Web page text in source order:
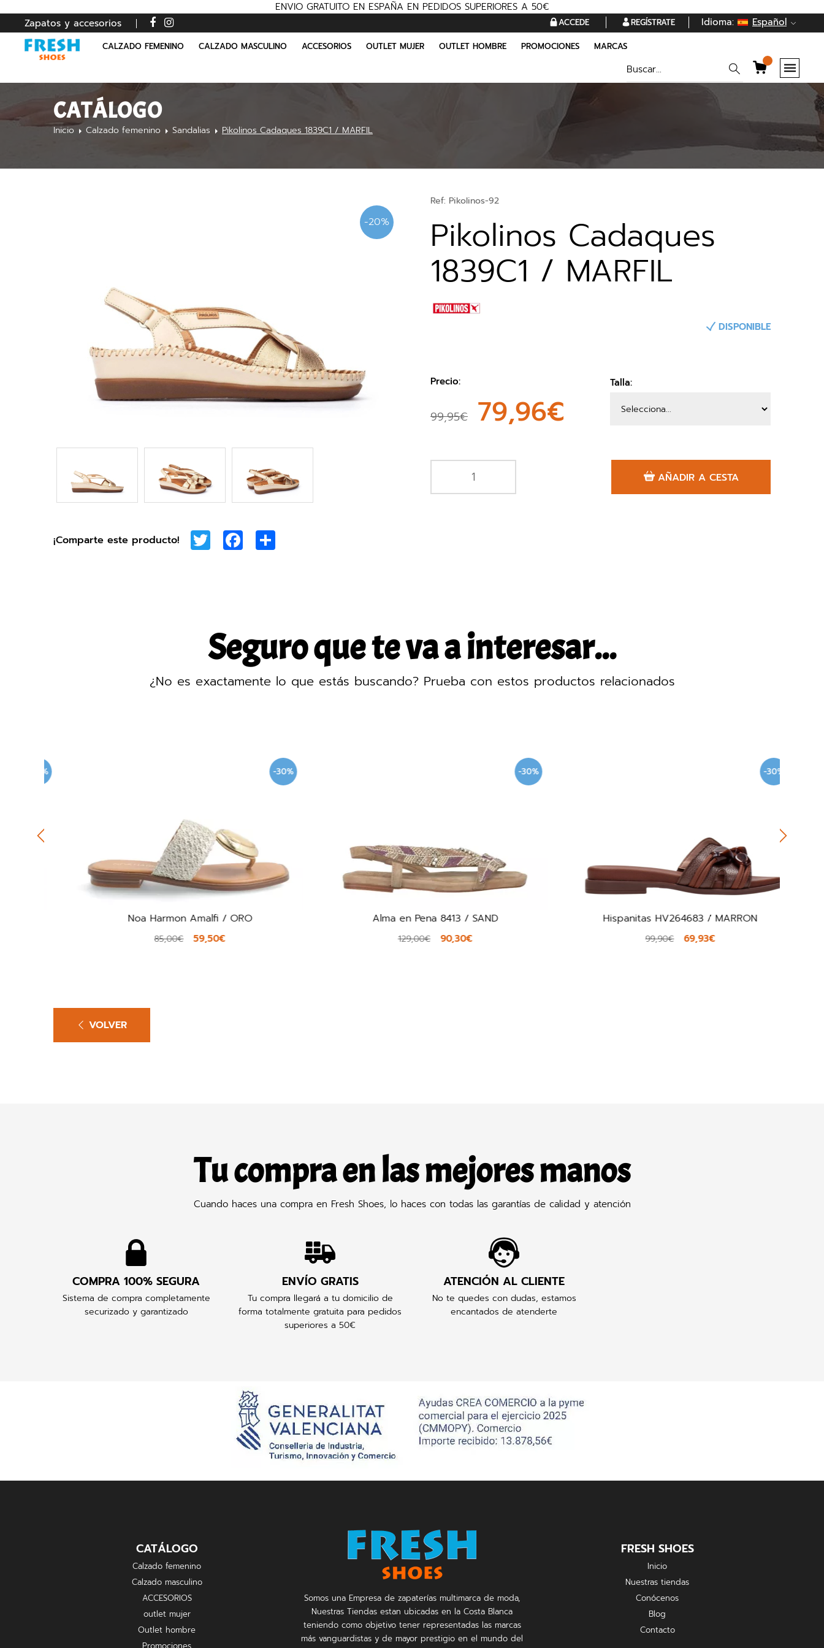
ENVIO GRATUITO EN ESPAÑA EN PEDIDOS SUPERIORES A 50€
Zapatos y accesorios
ACCEDE REGÍSTRATE Idioma: Español
CALZADO FEMENINO CALZADO MASCULINO ACCESORIOS OUTLET MUJER OUTLET HOMBRE PROMOCIONES MARCAS
CATÁLOGO
Inicio Calzado femenino Sandalias Pikolinos Cadaques 1839C1 / MARFIL
-20%
¡Comparte este producto! Twitter Facebook
Ref: Pikolinos-92
Pikolinos Cadaques
1839C1 / MARFIL
DISPONIBLE
Precio:
99,95€ 79,96€
Talla:
AÑADIR A CESTA
Seguro que te va a interesar...
¿No es exactamente lo que estás buscando? Prueba con estos productos relacionados
-30%
Noa Harmon Amalfi / ORO
85,00€ 59,50€
-30%
Alma en Pena 8413 / SAND
129,00€ 90,30€
-30%
Hispanitas HV264683 / MARRON
99,90€ 69,93€
VOLVER
Tu compra en las mejores manos
Cuando haces una compra en Fresh Shoes, lo haces con todas las garantías de calidad y atención
COMPRA 100% SEGURA
Sistema de compra completamente
securizado y garantizado
ENVÍO GRATIS
Tu compra llegará a tu domicilio de
forma totalmente gratuita para pedidos
superiores a 50€
ATENCIÓN AL CLIENTE
No te quedes con dudas, estamos
encantados de atenderte
CATÁLOGO
Calzado femenino
Calzado masculino
ACCESORIOS
outlet mujer
Outlet hombre
Somos una Empresa de zapaterías multimarca de moda,
Nuestras Tiendas estan ubicadas en la Costa Blanca
teniendo como objetivo tener representadas las marcas
más vanguardistas y de mayor prestigio en el mundo del
FRESH SHOES
Inicio
Nuestras tiendas
Conócenos
Blog
Contacto